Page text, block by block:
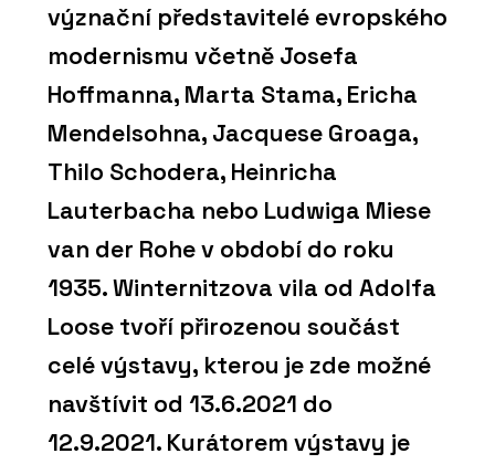
význační představitelé evropského
modernismu včetně Josefa
Hoffmanna, Marta Stama, Ericha
Mendelsohna, Jacquese Groaga,
Thilo Schodera, Heinricha
Lauterbacha nebo Ludwiga Miese
van der Rohe v období do roku
1935. Winternitzova vila od Adolfa
Loose tvoří přirozenou součást
celé výstavy, kterou je zde možné
navštívit od 13.6.2021 do
12.9.2021. Kurátorem výstavy je